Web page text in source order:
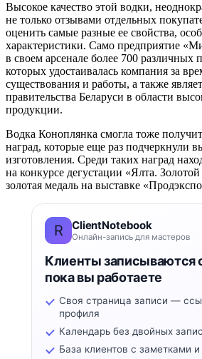
Высокое качество этой водки,
не только отзывами отдельных
оценить самые разные ее свойства,
характеристики. Само предприятие
в своем арсенале более 700 различных
которых удостаивалась компания за
существования и работы, а также
правительства Беларуси в области
продукции.
Водка Коноплянка смогла тоже
наград, которые еще раз подчеркнули
изготовления. Среди таких наград
на конкурсе дегустации «Ялта.
золотая медаль на выставке
R ClientNotebook
Онлайн-запись для мастеров
Клиенты записываются
пока вы работаете
Своя страница записи —
профиля
Календарь без двойных
База клиентов с заметками